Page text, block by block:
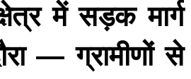
में सड़क मार्ग
— ग्रामीणों से